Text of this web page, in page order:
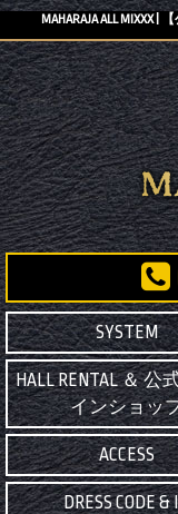
MAHARAJA ALL MIXXX |
SYSTEM
HALL RENTAL ＆ 公
インショッ
ACCESS
DRESS CODE &